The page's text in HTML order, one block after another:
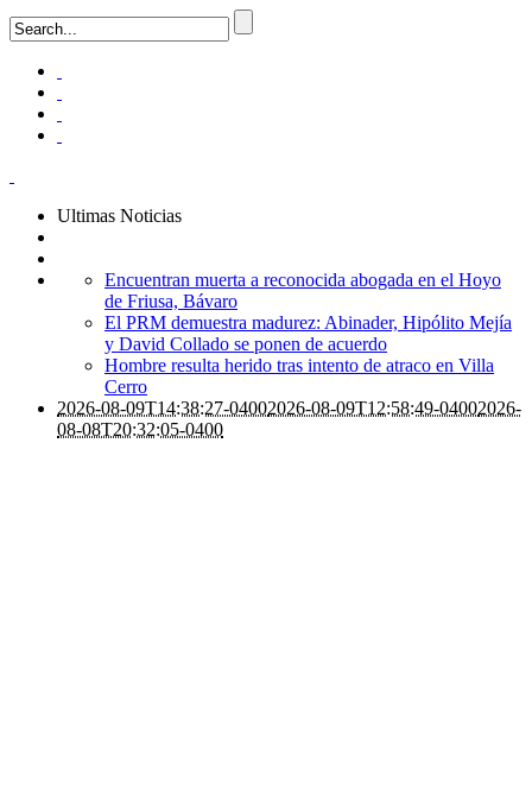
Ultimas Noticias
Encuentran muerta a reconocida abogada en el Hoyo
de Friusa, Bávaro
El PRM demuestra madurez: Abinader, Hipólito Mejía
y David Collado se ponen de acuerdo
Hombre resulta herido tras intento de atraco en Villa
Cerro
2026-08-09T14:38:27-04002026-08-09T12:58:49-04002026-
08-08T20:32:05-0400